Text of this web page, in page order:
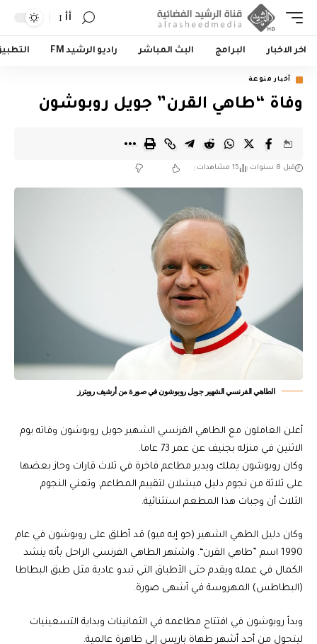
أأ
اخر الاخبار البرامج البث المباشر راديو الرشيد FM
أخبار منوعة
وفاة “طاهي القرن” جويل روبوشون
قبل 8 سنوات 15 مشاهدات
الطاهي الفرنسي الشهير جويل روبوشون في صورة من أرشيف رويترز
أعلن العاملون مع الطاهي الفرنسي الشهير جويل روبوشون وفاته يوم
الاثنين في منزله بجنيف عن عمر 73 عاما.
وكان روبوشون يملك ويدير مطاعم فاخرة في ثلاث قارات وحاز بعضها
على ثلاثة من نجوم دليل ميشلان لتقييم المطاعم. وتعني النجوم
الثلاث أن وجبات هذا المطعم استثنائية.
وكان دليل الطهي الشهير (جو إيه ميو) قد أطلق على روبوشون في عام
1990 اسم ”طاهي القرن“. واشتهر الطاهي الفرنسي الراحل بأنه ينشد
الكمال في عمله ويقدم حتى الأطباق التي تبدو عادية مثل طبق البطاطا
(البطاطس) المهروسة في أشهى صورة.
وبدأ روبوشون في افتتاح مطاعمه في الثمانينات وبداية التسعينيات
ليتحول من أحد أشهر طهاة باريس إلى ظاهرة عالمية.